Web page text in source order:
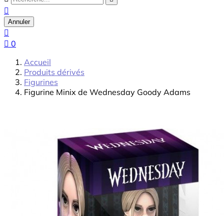

Annuler

 0
Accueil
Produits dérivés
Figurines
Figurine Minix de Wednesday Goody Adams